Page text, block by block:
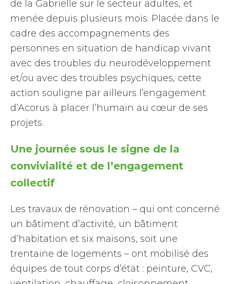
de la Gabrielle sur le secteur adultes, et
menée depuis plusieurs mois. Placée dans le
cadre des accompagnements des
personnes en situation de handicap vivant
avec des troubles du neurodéveloppement
et/ou avec des troubles psychiques, cette
action souligne par ailleurs l’engagement
d’Acorus à placer l’humain au cœur de ses
projets.
Une journée sous le signe de la
convivialité et de l’engagement
collectif
Les travaux de rénovation – qui ont concerné
un bâtiment d’activité, un bâtiment
d’habitation et six maisons, soit une
trentaine de logements – ont mobilisé des
équipes de tout corps d’état : peinture, CVC,